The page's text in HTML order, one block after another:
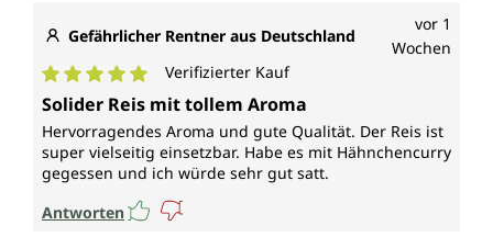
Gefährlicher Rentner aus Deutschland
vor 1
Wochen
Durchschnittliche Bewertung von 5 von 5 Sternen
Verifizierter Kauf
Solider Reis mit tollem Aroma
Hervorragendes Aroma und gute Qualität. Der Reis ist
super vielseitig einsetzbar. Habe es mit Hähnchencurry
gegessen und ich würde sehr gut satt.
Antworten